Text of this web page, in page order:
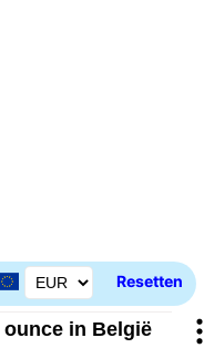
Resetten
in België